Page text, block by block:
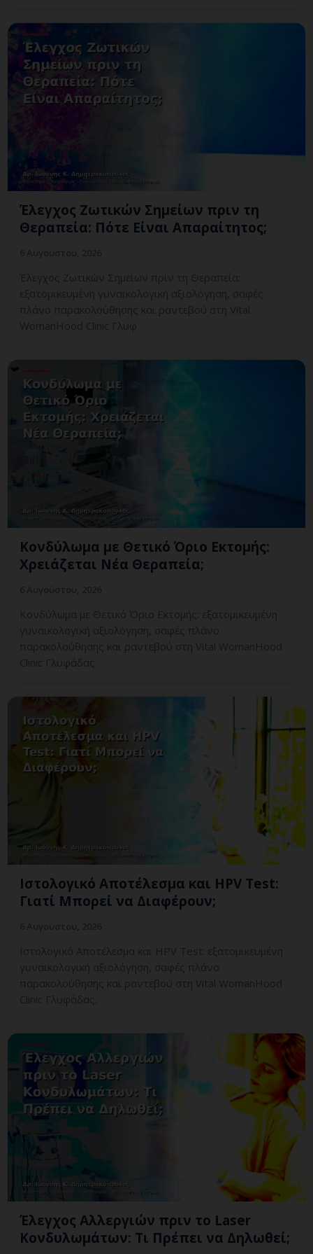
Έλεγχος Ζωτικών Σημείων πριν τη
Θεραπεία: Πότε Είναι Απαραίτητος;
Έλεγχος Ζωτικών Σημείων πριν τη Θεραπεία:
εξατομικευμένη γυναικολογική αξιολόγηση, σαφές
πλάνο παρακολούθησης και ραντεβού στη Vital
WomanHood Clinic Γλυφ
Κονδύλωμα με Θετικό Όριο Εκτομής:
Χρειάζεται Νέα Θεραπεία;
Κονδύλωμα με Θετικό Όριο Εκτομής: εξατομικευμένη
γυναικολογική αξιολόγηση, σαφές πλάνο
παρακολούθησης και ραντεβού στη Vital WomanHood
Clinic Γλυφάδας.
Ιστολογικό Αποτέλεσμα και HPV Test:
Γιατί Μπορεί να Διαφέρουν;
Ιστολογικό Αποτέλεσμα και HPV Test: εξατομικευμένη
γυναικολογική αξιολόγηση, σαφές πλάνο
παρακολούθησης και ραντεβού στη Vital WomanHood
Clinic Γλυφάδας.
Έλεγχος Αλλεργιών πριν το Laser
Κονδυλωμάτων: Τι Πρέπει να Δηλωθεί;